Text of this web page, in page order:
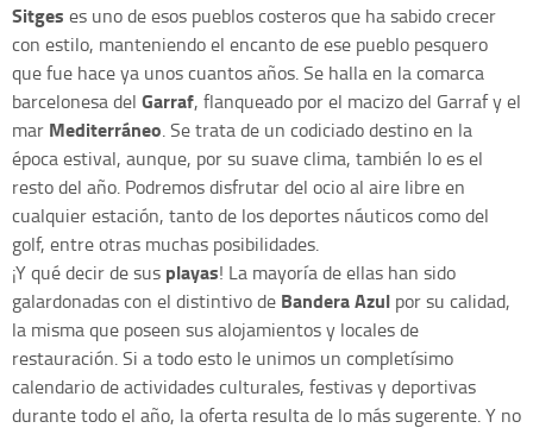
Sitges es uno de esos pueblos costeros que ha sabido crecer
con estilo, manteniendo el encanto de ese pueblo pesquero
que fue hace ya unos cuantos años. Se halla en la comarca
barcelonesa del Garraf, flanqueado por el macizo del Garraf y el
mar Mediterráneo. Se trata de un codiciado destino en la
época estival, aunque, por su suave clima, también lo es el
resto del año. Podremos disfrutar del ocio al aire libre en
cualquier estación, tanto de los deportes náuticos como del
golf, entre otras muchas posibilidades.
¡Y qué decir de sus playas! La mayoría de ellas han sido
galardonadas con el distintivo de Bandera Azul por su calidad,
la misma que poseen sus alojamientos y locales de
restauración. Si a todo esto le unimos un completísimo
calendario de actividades culturales, festivas y deportivas
durante todo el año, la oferta resulta de lo más sugerente. Y no